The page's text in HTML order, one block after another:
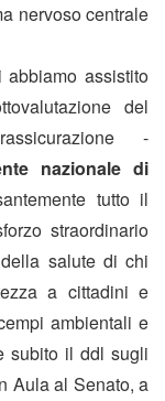
nervoso centrale
abbiamo assistito
del
-
nazionale di
tutto il
straordinario
salute di chi
a cittadini e
ambientali e
subito il ddl sugli
Aula al Senato, a